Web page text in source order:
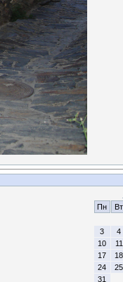
Пн
Вт
3
4
10
11
17
18
24
25
31